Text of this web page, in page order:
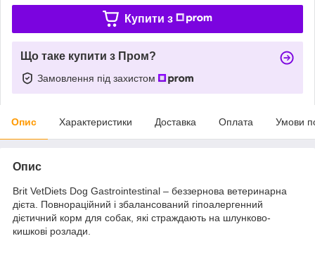
Купити з
Що таке купити з Пром?
Замовлення під захистом
Опис Характеристики Доставка Оплата Умови
Опис
Brit VetDiets Dog Gastrointestinal – беззернова ветеринарна
дієта. Повнораційний і збалансований гіпоалергенний
дієтичний корм для собак, які страждають на шлунково-
кишкові розлади.